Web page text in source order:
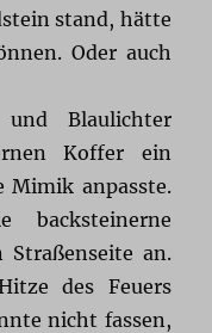
stand, hätte
Oder auch
Blaulichter
Koffer ein
Mimik anpasste.
backsteinerne
an.
des Feuers
nicht fassen,